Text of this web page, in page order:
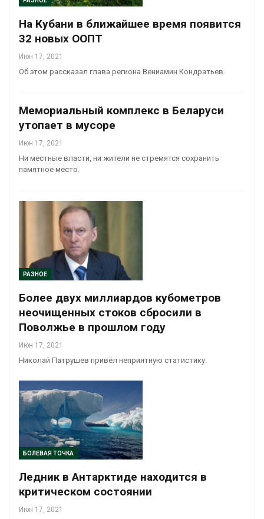
На Кубани в ближайшее время появится
32 новых ООПТ
Июн 17, 2021
Об этом рассказал глава региона Вениамин Кондратьев.
Мемориальный комплекс в Беларуси
утопает в мусоре
Июн 17, 2021
Ни местные власти, ни жители не стремятся сохранить
памятное место.
РАЗНОЕ
Более двух миллиардов кубометров
неочищенных стоков сбросили в
Поволжье в прошлом году
Июн 17, 2021
Николай Патрушев привёл неприятную статистику.
БОЛЕВАЯ ТОЧКА
Ледник в Антарктиде находится в
критическом состоянии
Июн 17, 2021